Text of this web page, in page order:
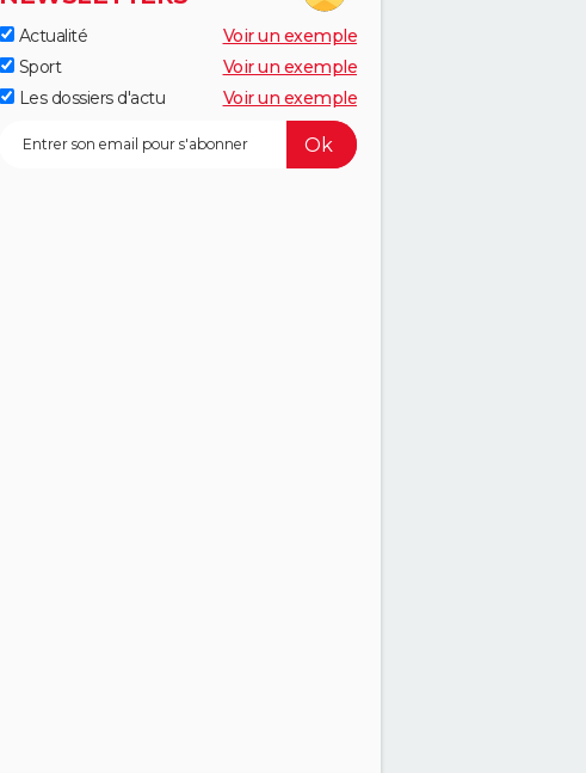
Actualité
Voir un exemple
Sport
Voir un exemple
Les dossiers d'actu
Voir un exemple